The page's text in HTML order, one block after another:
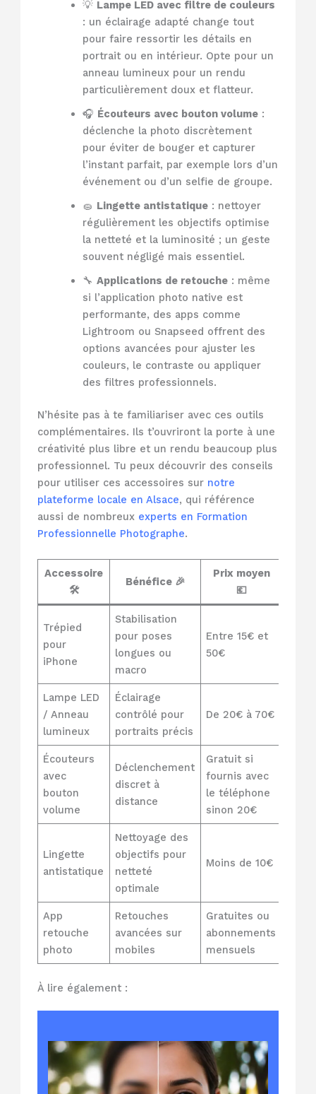
💡 Lampe LED avec filtre de couleurs
: un éclairage adapté change tout
pour faire ressortir les détails en
portrait ou en intérieur. Opte pour un
anneau lumineux pour un rendu
particulièrement doux et flatteur.
🎧 Écouteurs avec bouton volume:
déclenche la photo discrètement
pour éviter de bouger et capturer
l’instant parfait, par exemple lors d’un
événement ou d’un selfie de groupe.
🧽 Lingette antistatique: nettoyer
régulièrement les objectifs optimise
la netteté et la luminosité ; un geste
souvent négligé mais essentiel.
🔧 Applications de retouche: même
si l’application photo native est
performante, des apps comme
Lightroom ou Snapseed offrent des
options avancées pour ajuster les
couleurs, le contraste ou appliquer
des filtres professionnels.
N’hésite pas à te familiariser avec ces outils
complémentaires. Ils t’ouvriront la porte à une
créativité plus libre et un rendu beaucoup plus
professionnel. Tu peux découvrir des conseils
pour utiliser ces accessoires sur notre
plateforme locale en Alsace, qui référence
aussi de nombreux experts en Formation
Professionnelle Photographe.
Accessoire
🛠️
Bénéfice 🎉
Prix moyen
💶
Trépied
pour
iPhone
Stabilisation
pour poses
longues ou
macro
Entre 15€ et
50€
Lampe LED
/ Anneau
lumineux
Éclairage
contrôlé pour
portraits précis
De 20€ à 70€
Écouteurs
avec
bouton
volume
Déclenchement
discret à
distance
Gratuit si
fournis avec
le téléphone
sinon 20€
Lingette
antistatique
Nettoyage des
objectifs pour
netteté
optimale
Moins de 10€
App
retouche
photo
Retouches
avancées sur
mobiles
Gratuites ou
abonnements
mensuels
À lire également :